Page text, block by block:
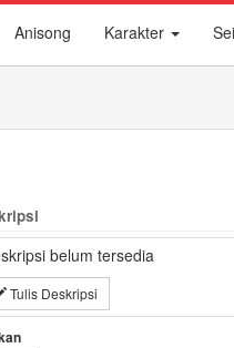
Anisong Karakter
belum tersedia
Tulis Deskripsi